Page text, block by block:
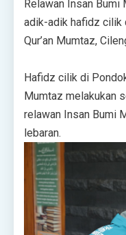
Relawan Insan Bumi
adik-adik hafidz cilik
Qur’an Mumtaz,
Hafidz cilik di
Mumtaz melakukan
relawan Insan Bumi
lebaran.